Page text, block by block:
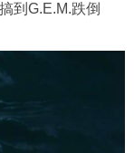
到G.E.M.跌倒